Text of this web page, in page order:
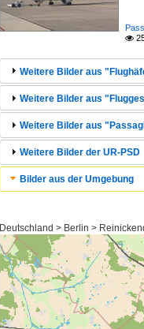

Weitere Bilder aus
Weitere Bilder aus
Weitere Bilder aus
Weitere Bilder der UR-PSD
Bilder aus der Umgebung
Deutschland > Berlin >